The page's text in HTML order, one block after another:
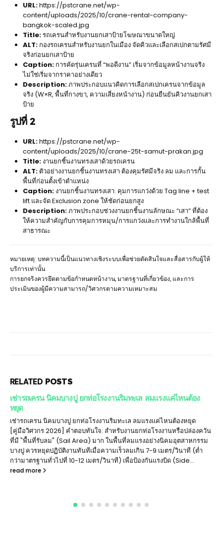
URL:https://pstcrane.net/wp-
content/uploads/2025/10/crane-rental-company-
bangkok-scaled.jpg
Title:รถเครนสำหรับงานยกเสาป้ายโฆษณาขนาดใหญ่
ALT: กองรถเครนสำหรับงานยกในเมือง จัดคิวและเลือกสเปกตามรัศมี
จริงก่อนยกเสาป้าย
Caption: การคัดรุ่นเครนที่ “พอดีงาน” เริ่มจากข้อมูลหน้างานจริง
ไม่ใช่เริ่มจากราคาอย่างเดียว
Description:ภาพประกอบแนวคิดการเลือกสเปกเครนจากข้อมูล
จริง (W×R, พื้นที่กางขา, ความเสี่ยงหน้างาน) ก่อนยืนยันคิวงานยกเสา
ป้าย
รูปที่ 2
URL:https://pstcrane.net/wp-
content/uploads/2025/10/crane-25t-samut-prakan.jpg
Title: งานยกชิ้นงานทรงเสาด้วยรถเครน
ALT: ตัวอย่างงานยกชิ้นงานทรงเสา ต้องคุมรัศมีจริง ลม และการกั้น
พื้นที่ก่อนตั้งเข้าตำแหน่ง
Caption: งานยกชิ้นงานทรงเสา: คุมการแกว่งด้วย Tag line + test
lift และจัด Exclusion zone ให้ชัดก่อนยกสูง
Description:ภาพประกอบช่วงงานยกชิ้นงานลักษณะ “เสา” ที่ต้อง
ให้ความสำคัญกับการคุมการหมุน/การแกว่งและการทำงานใกล้พื้นที่
สาธารณะ
หมายเหตุ: บทความนี้เป็นแนวทางเชิงระบบเพื่อช่วยตัดสินใจและสื่อสารกับผู้ให้
บริการเท่านั้น
การยกจริงควรยึดตามข้อกำหนดหน้างาน, มาตรฐานที่เกี่ยวข้อง, และการ
ประเมินของผู้มีความสามารถ/วิศวกรตามความเหมาะสม
RELATED POSTS
เช่ารถเครน นิคมบางปู ยกท่อโรงงานริมทะเล ลมแรงแค่ไหนต้อง
หยุด
เช่ารถเครน นิคมบางปู ยกท่อโรงงานริมทะเล ลมแรงแค่ไหนต้องหยุด
[คู่มือวิศวกร 2026] คำตอบทันใจ: สำหรับงานยกท่อโรงงานหรือปล่องควัน
ที่มี "พื้นที่รับลม" (Sail Area) มาก ในพื้นที่ลมแรงอย่างนิคมอุตสาหกรรม
บางปู ควรหยุดปฏิบัติงานทันทีเมื่อความเร็วลมเกิน 7-9 เมตร/วินาที (ต่ำ
กว่ามาตรฐานทั่วไปที่ 10-12 เมตร/วินาที) เพื่อป้องกันแรงบิด (Side...
read more